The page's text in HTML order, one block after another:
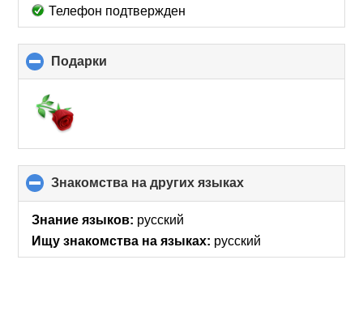
Телефон подтвержден
Подарки
to
Знакомства на других языках
to
Знание языков: русский
Ищу знакомства на языках: русский